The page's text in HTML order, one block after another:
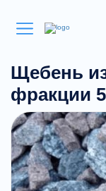
Щебень
фракции